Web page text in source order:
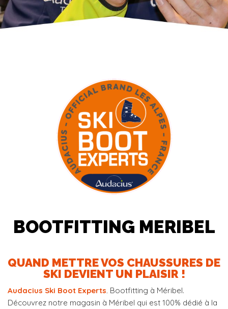
BOOTFITTING MERIBEL
QUAND METTRE VOS CHAUSSURES DE
SKI DEVIENT UN PLAISIR !
Audacius Ski Boot Experts Bootfitting à Méribel.
Découvrez notre magasin à Méribel qui est 100% dédié à la